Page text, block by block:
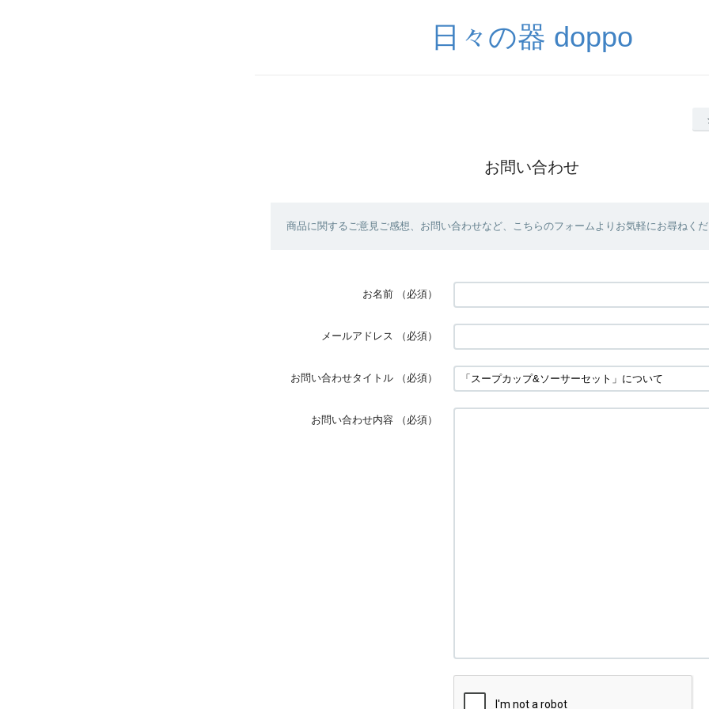
日々の器 doppo
お問い合わせ
商品に関するご意見ご感想、お問い合わせなど、こちらのフォームよりお気軽にお尋ねくだ
お名前 （必須）
メールアドレス （必須）
お問い合わせタイトル （必須）
お問い合わせ内容 （必須）